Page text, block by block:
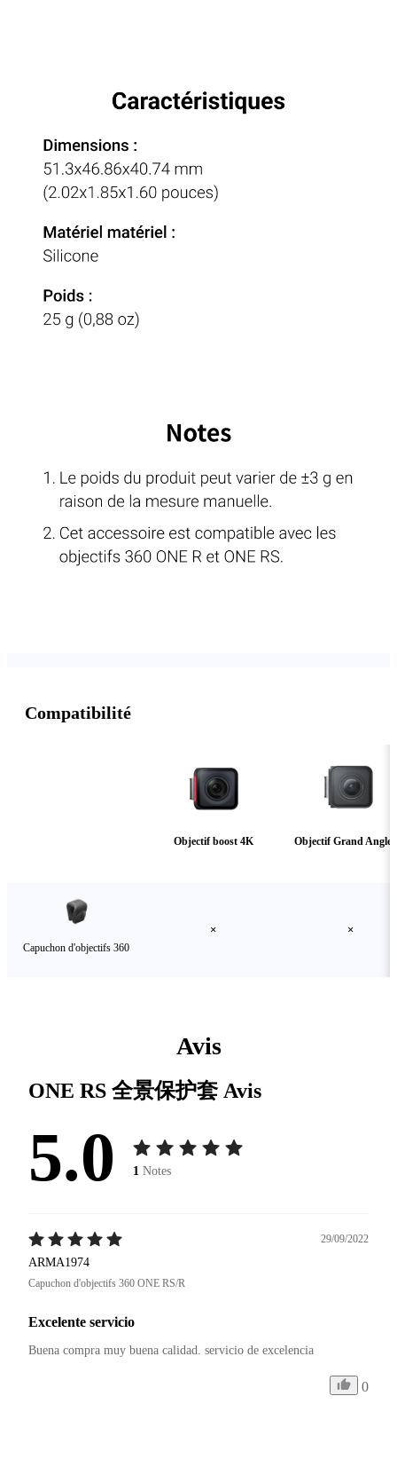
Compatibilité
Objectif boost 4K Objectif Grand Angle
Capuchon d'objectifs 360
× ×
Avis
ONE RS 全景保护套 Avis
5.0 1 Notes
29/09/2022
ARMA1974
Capuchon d'objectifs 360 ONE RS/R
Excelente servicio
Buena compra muy buena calidad. servicio de excelencia
0